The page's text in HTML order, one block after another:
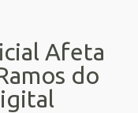
Afeta
do